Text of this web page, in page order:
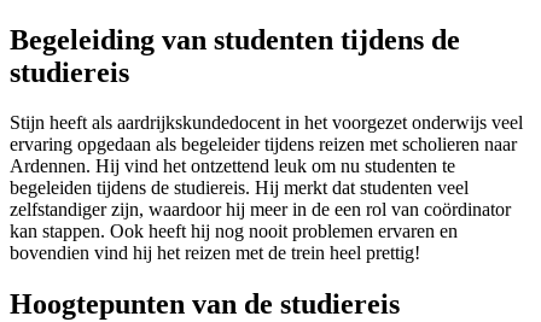
Begeleiding van studenten tijdens de
studiereis
Stijn heeft als aardrijkskundedocent in het voorgezet onderwijs veel
ervaring opgedaan als begeleider tijdens reizen met scholieren naar
Ardennen. Hij vind het ontzettend leuk om nu studenten te
begeleiden tijdens de studiereis. Hij merkt dat studenten veel
zelfstandiger zijn, waardoor hij meer in de een rol van coördinator
kan stappen. Ook heeft hij nog nooit problemen ervaren en
bovendien vind hij het reizen met de trein heel prettig!
Hoogtepunten van de studiereis